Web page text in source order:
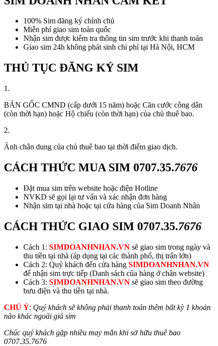
100% Sim đăng ký chính chủ
Miễn phí giao sim toàn quốc
Nhận sim được kiểm tra thông tin sim trước khi thanh toán
Giao sim 24h không phát sinh chi phí tại Hà Nội, HCM
THỦ TỤC ĐĂNG KÝ SIM
1.
BẢN GỐC CMND (cấp dưới 15 năm) hoặc Căn cước công dân
(còn thời hạn) hoặc Hộ chiếu (còn thời hạn) của chủ thuê bao.
2.
Ảnh chân dung của chủ thuê bao tại thời điểm giao dịch.
CÁCH THỨC MUA SIM 0707.35.7676
Đặt mua sim trên website hoặc điện Hotline
NVKD sẽ gọi lại tư vấn và xác nhận đơn hàng
Nhận sim tại nhà hoặc tại cửa hàng của Sim Doanh Nhân
CÁCH THỨC GIAO SIM 0707.35.7676
Cách 1: SIMDOANHNHAN.VN sẽ giao sim trong ngày và
thu tiền tại nhà (áp dụng tại các thành phố, thị trấn lớn)
Cách 2: Quý khách đến cửa hàng SIMDOANHNHAN.VN
để nhận sim trực tiếp (Danh sách của hàng ở chân website)
Cách 3: SIMDOANHNHAN.VN sẽ giao sim theo đường
bưu điện và thu tiền tại nhà.
CHÚ Ý: Quý khách sẽ không phải thanh toán thêm bất kỳ 1 khoản
nào khác ngoài giá sim
Chúc quý khách gặp nhiều may mắn khi sở hữu thuê bao
0707.35.7676